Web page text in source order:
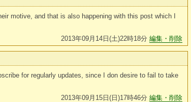
motive, and that is also happening with this post which I
2013年09月14日(土)22時18分 編集・削除
for regularly updates, since I don desire to fail to take
2013年09月15日(日)17時46分 編集・削除